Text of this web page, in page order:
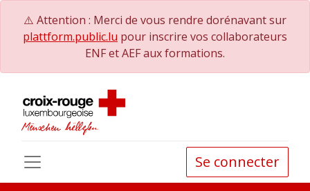
⚠️ Attention : Merci de vous rendre dorénavant sur
plattform.public.lu pour inscrire vos collaborateurs
ENF et AEF aux formations.
Se connecter